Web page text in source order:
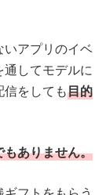
アプリのイベ
してモデルに
をしても目的
ありません。